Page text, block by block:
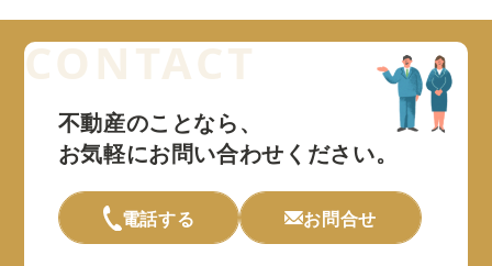
不動産のことなら、
お気軽にお問い合わせください。
電話する お問合せ